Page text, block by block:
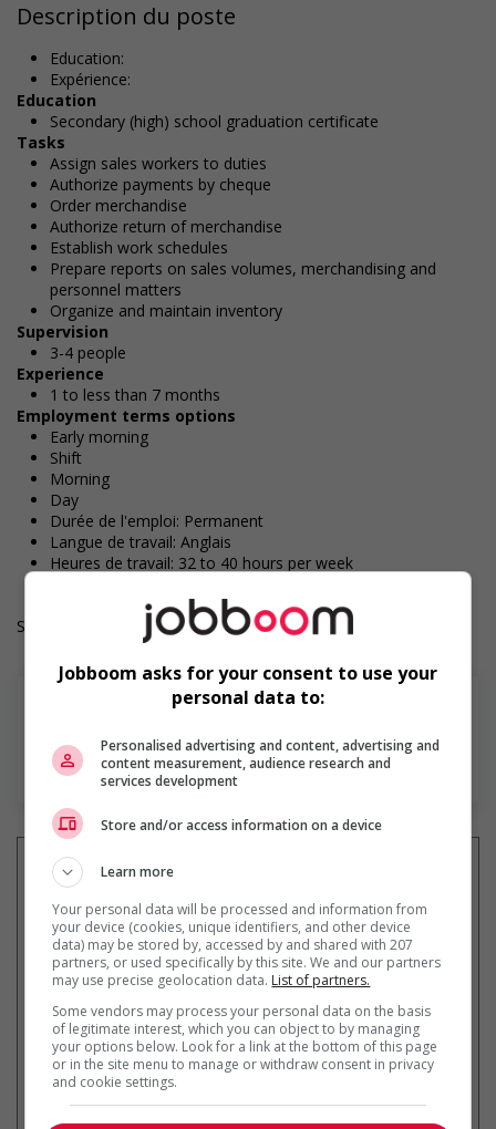
Description du poste
Education:
Expérience:
Education
Secondary (high) school graduation certificate
Tasks
Assign sales workers to duties
Authorize payments by cheque
Order merchandise
Authorize return of merchandise
Establish work schedules
Prepare reports on sales volumes, merchandising and
personnel matters
Organize and maintain inventory
Supervision
3-4 people
Experience
1 to less than 7 months
Employment terms options
Early morning
Shift
Morning
Day
Durée de l'emploi: Permanent
Langue de travail: Anglais
Heures de travail: 32 to 40 hours per week
Salary: $30.00 hourly
En savoir plus
Recevez lesemplois similaires
par courriel
* Vous pouvez annuler cette alerte
emploi à tout moment
Jobboom asks for your consent to use your
personal data to:
Personalised advertising and content, advertising and
content measurement, audience research and
services development
Store and/or access information on a device
Learn more
Your personal data will be processed and information from
your device (cookies, unique identifiers, and other device
data) may be stored by, accessed by and shared with 207
partners, or used specifically by this site. We and our partners
may use precise geolocation data. List of partners.
Some vendors may process your personal data on the basis
of legitimate interest, which you can object to by managing
your options below. Look for a link at the bottom of this page
or in the site menu to manage or withdraw consent in privacy
and cookie settings.